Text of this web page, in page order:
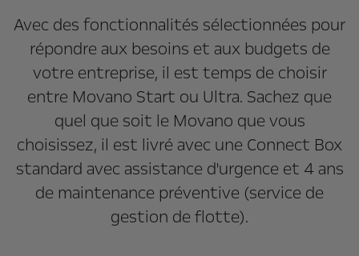
Avec des fonctionnalités sélectionnées pour
répondre aux besoins et aux budgets de
votre entreprise, il est temps de choisir
entre Movano Start ou Ultra. Sachez que
quel que soit le Movano que vous
choisissez, il est livré avec une Connect Box
standard avec assistance d'urgence et 4 ans
de maintenance préventive (service de
gestion de flotte).